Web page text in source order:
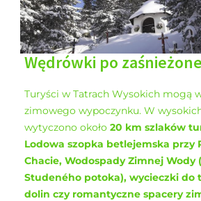
Wędrówki po
Turyści w Tatrach Wysokich mogą
zimowego wypoczynku. W
wytyczono około 20 km szlaków
Lodowa szopka betlejemska przy
Chacie, Wodospady Zimnej Wody
Studeného potoka), wycieczki do
dolin czy romantyczne spacery